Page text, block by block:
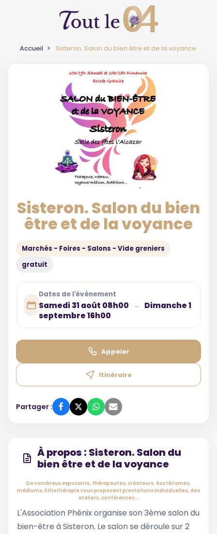
Accueil Sisteron. Salon du bien être et de la voyance
Sisteron. Salon du bien
être et de la voyance
Marchés - Foires - Salons - Vide greniers
gratuit
Dates de l'événement
Samedi 31 août 08h00 →
Dimanche 1
septembre 16h00
Appeler
Itinéraire
Partager :
À propos : Sisteron. Salon du
bien être et de la voyance
De nombreux exposants, thérapeutes, créateurs, ésotérismes,
médiums, lithothérapie vous proposent prestations individuelles, des
ateliers, conférences...
L'Association Phénix organise son 3ème salon du
bien-être à Sisteron. Le salon se déroule sur 2